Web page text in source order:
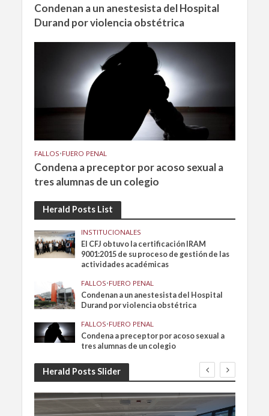
Condenan a un anestesista del Hospital
Durand por violencia obstétrica
FALLOS•FUERO PENAL
Condena a preceptor por acoso sexual a
tres alumnas de un colegio
Herald Posts List
INSTITUCIONALES
El CFJ obtuvo la certificación IRAM
9001:2015 de su proceso de gestión de las
actividades académicas
FALLOS•FUERO PENAL
Condenan a un anestesista del Hospital
Durand por violencia obstétrica
FALLOS•FUERO PENAL
Condena a preceptor por acoso sexual a
tres alumnas de un colegio
Herald Posts Slider